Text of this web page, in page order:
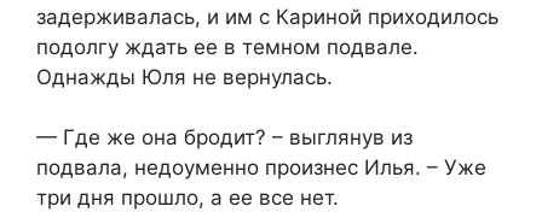
задерживалась, и им с Кариной приходилось
подолгу ждать ее в темном подвале.
Однажды Юля не вернулась.
— Где же она бродит? – выглянув из
подвала, недоуменно произнес Илья. – Уже
три дня прошло, а ее все нет.